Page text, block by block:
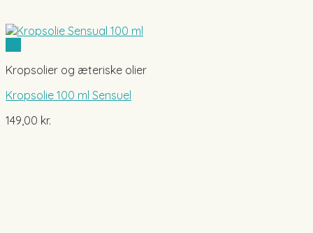
Kropsolier og æteriske olier
Kropsolie 100 ml Sensuel
149,00 kr.